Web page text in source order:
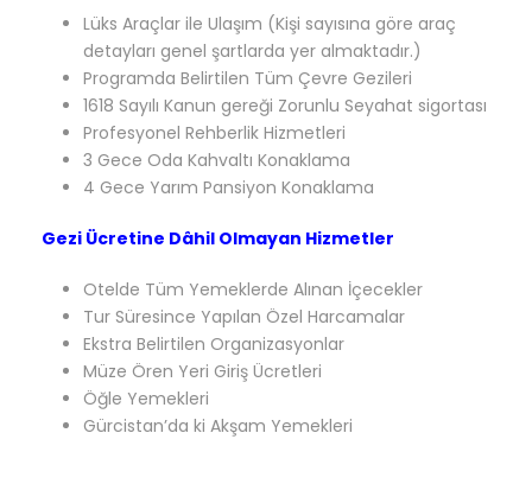
Lüks Araçlar ile Ulaşım (Kişi sayısına göre araç
detayları genel şartlarda yer almaktadır.)
Programda Belirtilen Tüm Çevre Gezileri
1618 Sayılı Kanun gereği Zorunlu Seyahat sigortası
Profesyonel Rehberlik Hizmetleri
3 Gece Oda Kahvaltı Konaklama
4 Gece Yarım Pansiyon Konaklama
Gezi Ücretine Dâhil Olmayan Hizmetler
Otelde Tüm Yemeklerde Alınan İçecekler
Tur Süresince Yapılan Özel Harcamalar
Ekstra Belirtilen Organizasyonlar
Müze Ören Yeri Giriş Ücretleri
Öğle Yemekleri
Gürcistan’da ki Akşam Yemekleri